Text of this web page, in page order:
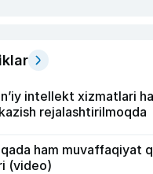
intellekt xizmatlari
rejalashtirilmoqda
ham muvaffaqiyat
(video)